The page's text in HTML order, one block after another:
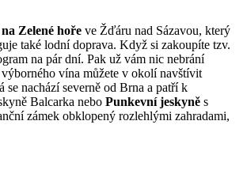
Zelené hoře ve Žďáru nad Sázavou, který
také lodní doprava. Když si zakoupíte tzv.
na pár dní. Pak už vám nic nebrání
vína můžete v okolí navštívit
nachází severně od Brna a patří k
Balcarka nebo Punkevní jeskyně s
zámek obklopený rozlehlými zahradami,